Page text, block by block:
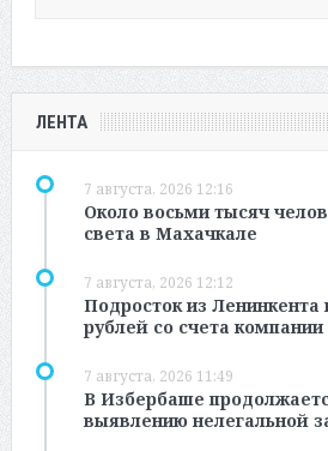
ЛЕНТА
7 августа, 2026 12:16
Около восьми тысяч
света в Махачкале
7 августа, 2026 12:12
Подросток из Ленинкента
рублей со счета
7 августа, 2026 11:49
В Избербаше
выявлению нелегальной